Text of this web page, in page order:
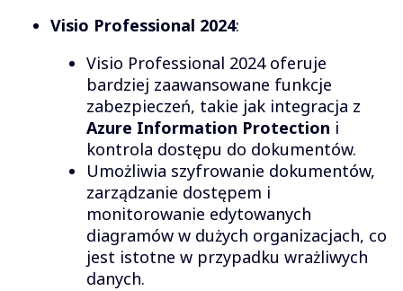
Visio Professional 2024:
Visio Professional 2024 oferuje
bardziej zaawansowane funkcje
zabezpieczeń, takie jak integracja z
Azure Information Protection i
kontrola dostępu do dokumentów.
Umożliwia szyfrowanie dokumentów,
zarządzanie dostępem i
monitorowanie edytowanych
diagramów w dużych organizacjach, co
jest istotne w przypadku wrażliwych
danych.